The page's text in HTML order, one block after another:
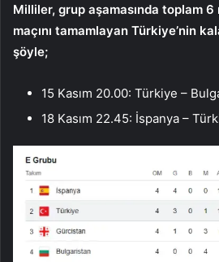
Milliler, grup aşamasında toplam
maçını tamamlayan Türkiye’nin
şöyle;
15 Kasım 20.00: Türkiye –
18 Kasım 22.45: İspanya –